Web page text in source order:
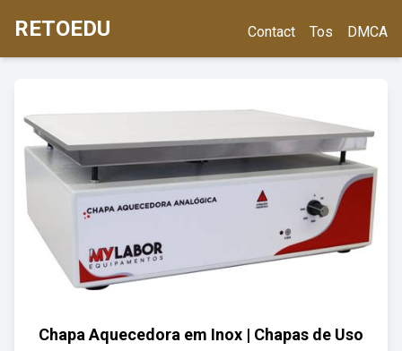
RETOEDU Contact Tos DMCA
Chapa Aquecedora em Inox | Chapas de Uso